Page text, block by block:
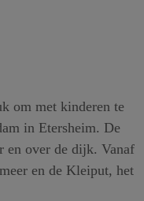
om met kinderen te
in Etersheim. De
en over de dijk. Vanaf
en de Kleiput, het